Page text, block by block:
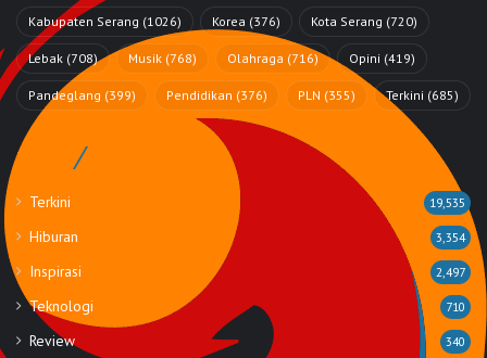
Kabupaten Serang (1026) Korea (376) Kota Serang (720)
Lebak (708) Musik (768) Olahraga (716) Opini (419)
Pandeglang (399) Pendidikan (376) PLN (355) Terkini (685)
Rubrik
Terkini 19,535
Hiburan 3,354
Inspirasi 2,497
Teknologi 710
Review 340